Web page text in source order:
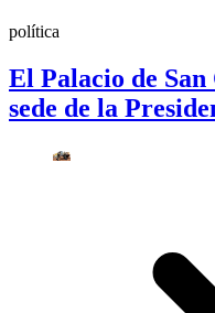
política
El Palacio de
sede de la